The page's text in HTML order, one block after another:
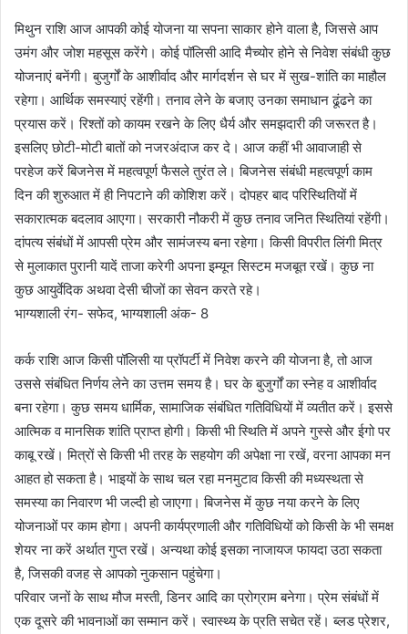
मिथुन राशि आज आपकी कोई योजना या सपना साकार होने वाला है, जिससे आप
उमंग और जोश महसूस करेंगे। कोई पॉलिसी आदि मैच्योर होने से निवेश संबंधी कुछ
योजनाएं बनेंगी। बुजुर्गों के आशीर्वाद और मार्गदर्शन से घर में सुख-शांति का माहौल
रहेगा। आर्थिक समस्याएं रहेंगी। तनाव लेने के बजाए उनका समाधान ढूंढने का
प्रयास करें। रिश्तों को कायम रखने के लिए धैर्य और समझदारी की जरूरत है।
इसलिए छोटी-मोटी बातों को नजरअंदाज कर दे। आज कहीं भी आवाजाही से
परहेज करें बिजनेस में महत्वपूर्ण फैसले तुरंत ले। बिजनेस संबंधी महत्वपूर्ण काम
दिन की शुरुआत में ही निपटाने की कोशिश करें। दोपहर बाद परिस्थितियों में
सकारात्मक बदलाव आएगा। सरकारी नौकरी में कुछ तनाव जनित स्थितियां रहेंगी।
दांपत्य संबंधों में आपसी प्रेम और सामंजस्य बना रहेगा। किसी विपरीत लिंगी मित्र
से मुलाकात पुरानी यादें ताजा करेगी अपना इम्यून सिस्टम मजबूत रखें। कुछ ना
कुछ आयुर्वेदिक अथवा देसी चीजों का सेवन करते रहे।
भाग्यशाली रंग- सफेद, भाग्यशाली अंक- 8
कर्क राशि आज किसी पॉलिसी या प्रॉपर्टी में निवेश करने की योजना है, तो आज
उससे संबंधित निर्णय लेने का उत्तम समय है। घर के बुजुर्गों का स्नेह व आशीर्वाद
बना रहेगा। कुछ समय धार्मिक, सामाजिक संबंधित गतिविधियों में व्यतीत करें। इससे
आत्मिक व मानसिक शांति प्राप्त होगी। किसी भी स्थिति में अपने गुस्से और ईगो पर
काबू रखें। मित्रों से किसी भी तरह के सहयोग की अपेक्षा ना रखें, वरना आपका मन
आहत हो सकता है। भाइयों के साथ चल रहा मनमुटाव किसी की मध्यस्थता से
समस्या का निवारण भी जल्दी हो जाएगा। बिजनेस में कुछ नया करने के लिए
योजनाओं पर काम होगा। अपनी कार्यप्रणाली और गतिविधियों को किसी के भी समक्ष
शेयर ना करें अर्थात गुप्त रखें। अन्यथा कोई इसका नाजायज फायदा उठा सकता
है, जिसकी वजह से आपको नुकसान पहुंचेगा।
परिवार जनों के साथ मौज मस्ती, डिनर आदि का प्रोग्राम बनेगा। प्रेम संबंधों में
एक दूसरे की भावनाओं का सम्मान करें। स्वास्थ्य के प्रति सचेत रहें। ब्लड प्रेशर,